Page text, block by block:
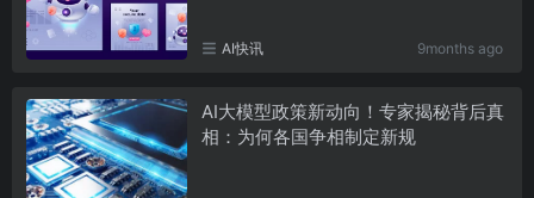
AI快讯 9months ago
AI大模型政策新动向！专家揭秘背后真
相：为何各国争相制定新规